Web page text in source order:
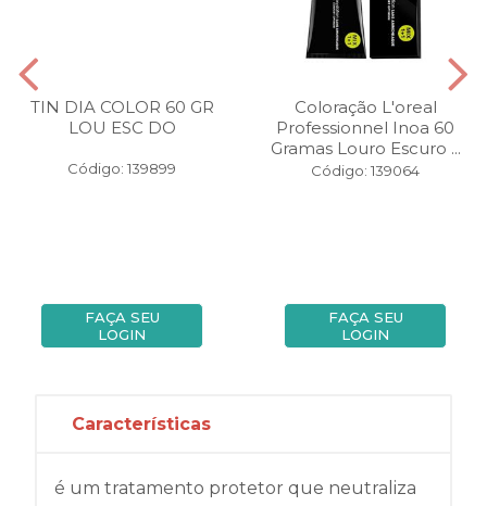
TIN DIA COLOR 60 GR
LOU ESC DO
Código: 139899
FAÇA SEU
LOGIN
Coloração L'oreal
Professionnel Inoa 60
Gramas Louro Escuro ...
Código: 139064
FAÇA SEU
LOGIN
Características
é um tratamento protetor que neutraliza